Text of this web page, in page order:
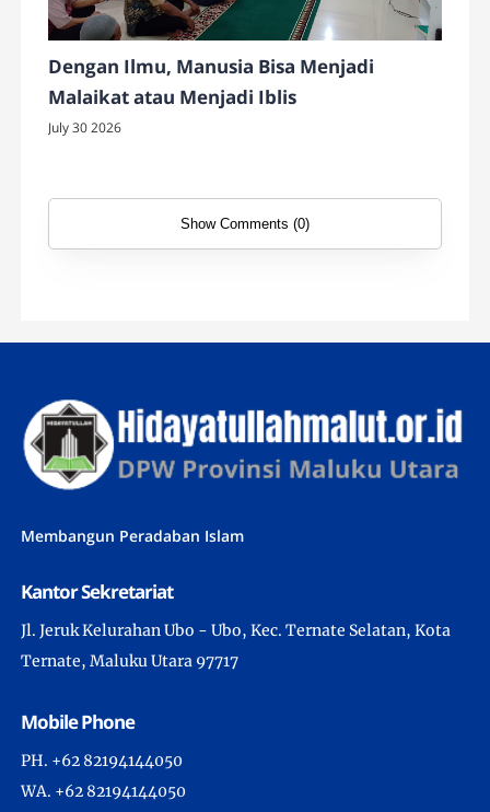
Dengan Ilmu, Manusia Bisa Menjadi
Malaikat atau Menjadi Iblis
July 30 2026
Show Comments (0)
Membangun Peradaban Islam
Kantor Sekretariat
Jl. Jeruk Kelurahan Ubo - Ubo, Kec. Ternate Selatan, Kota
Ternate, Maluku Utara 97717
Mobile Phone
PH. +62 82194144050
WA. +62 82194144050